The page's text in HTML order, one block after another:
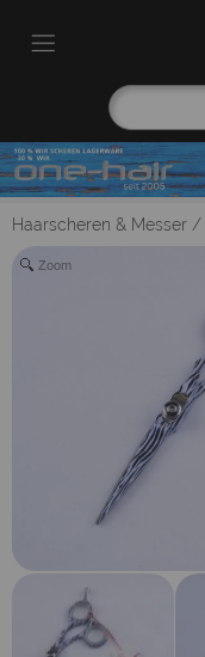
Haarscheren & Messer /
Zoom